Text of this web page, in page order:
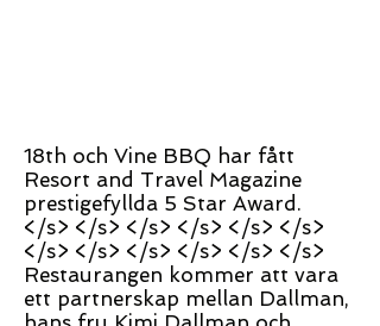
18th och Vine BBQ har fått
Resort and Travel Magazine
prestigefyllda 5 Star Award.
</s> </s> </s> </s> </s> </s>
</s> </s> </s> </s> </s> </s>
Restaurangen kommer att vara
ett partnerskap mellan Dallman,